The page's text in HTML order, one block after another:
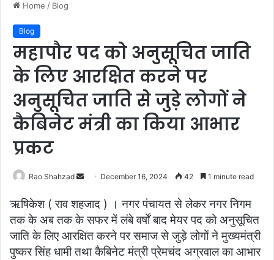
Home / Blog
Blog
महापौर पद को अनुसूचित जाति
के लिए आरक्षित करने पर
अनुसूचित जाति से जुड़े लोगों ने
कैबिनेट मंत्री का किया आभार
प्रकट
Rao Shahzad
Send
email
December 16, 2024 42 1 minute read
ऋषिकेश ( राव शहजाद ) । नगर पंचायत से लेकर नगर निगम
तक के अब तक के सफर में लंबे वर्षों बाद मेयर पद को अनुसूचित
जाति के लिए आरक्षित करने पर समाज से जुड़े लोगों ने मुख्यमंत्री
पुष्कर सिंह धामी तथा कैबिनेट मंत्री प्रेमचंद अग्रवाल का आभार